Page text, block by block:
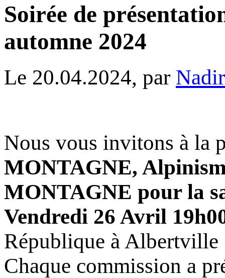
Soirée de
automne 2024
Le 20.04.2024, par
Nous vous invitons à la
MONTAGNE,
MONTAGNE pour la
Vendredi 26 Avril
République à Albertville
Chaque commission a